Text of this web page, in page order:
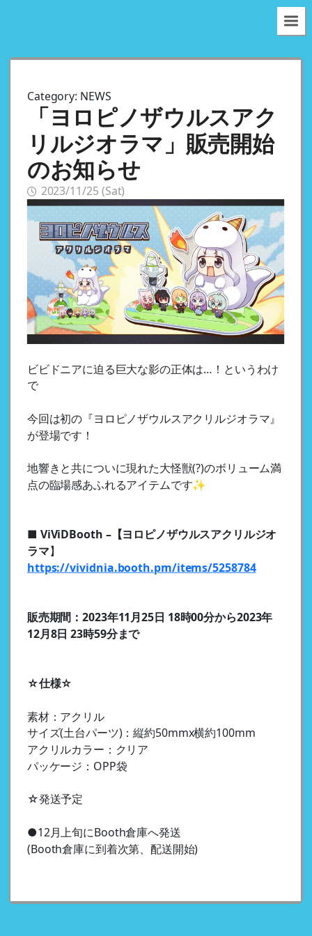
Category: NEWS
「ヨロピノザウルスアク
リルジオラマ」販売開始
のお知らせ
2023/11/25 (Sat)
ビビドニアに迫る巨大な影の正体は…！というわけ
で
今回は初の『ヨロピノザウルスアクリルジオラマ』
が登場です！
地響きと共についに現れた大怪獣(?)のボリューム満
点の臨場感あふれるアイテムです✨
■ ViViDBooth –【ヨロピノザウルスアクリルジオ
ラマ】
https://vividnia.booth.pm/items/5258784
販売期間：2023年11月25日 18時00分から2023年
12月8日 23時59分まで
☆仕様☆
素材：アクリル
サイズ(土台パーツ)：縦約50mmx横約100mm
アクリルカラー：クリア
パッケージ：OPP袋
☆発送予定
●12月上旬にBooth倉庫へ発送
(Booth倉庫に到着次第、配送開始)